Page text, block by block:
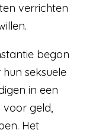
verrichten
begon
seksuele
in een
voor geld,
Het